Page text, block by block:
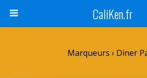
CaliKen.fr
Marqueurs › Diner